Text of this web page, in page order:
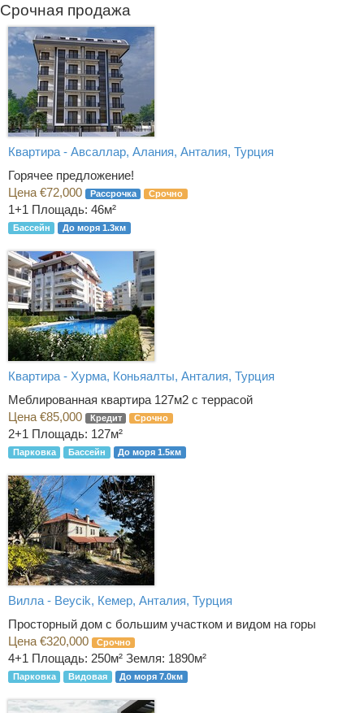
Срочная продажа
Квартира - Авсаллар, Алания, Анталия, Турция
Горячее предложение!
Цена €72,000
Рассрочка Срочно
1+1 Площадь: 46м²
Бассейн До моря 1.3км
Квартира - Хурма, Коньяалты, Анталия, Турция
Меблированная квартира 127м2 с террасой
Цена €85,000
Кредит Срочно
2+1 Площадь: 127м²
Парковка Бассейн До моря 1.5км
Вилла - Beycik, Кемер, Анталия, Турция
Просторный дом с большим участком и видом на горы
Цена €320,000
Срочно
4+1 Площадь: 250м² Земля: 1890м²
Парковка Видовая До моря 7.0км